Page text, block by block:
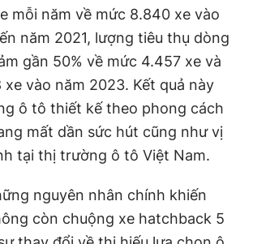
mỗi năm về mức 8.840 xe vào
năm 2021, lượng tiêu thụ dòng
gần 50% về mức 4.457 xe và
xe vào năm 2023. Kết quả này
ô tô thiết kế theo phong cách
mất dần sức hút cũng như vị
tại thị trường ô tô Việt Nam.
nguyên nhân chính khiến
còn chuộng xe hatchback 5